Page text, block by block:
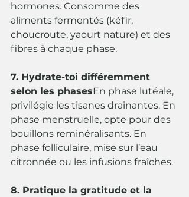
hormones. Consomme des
aliments fermentés (kéfir,
choucroute, yaourt nature) et des
fibres à chaque phase.
7. Hydrate-toi différemment
selon les phasesEn phase lutéale,
privilégie les tisanes drainantes. En
phase menstruelle, opte pour des
bouillons reminéralisants. En
phase folliculaire, mise sur l’eau
citronnée ou les infusions fraîches.
8. Pratique la gratitude et la